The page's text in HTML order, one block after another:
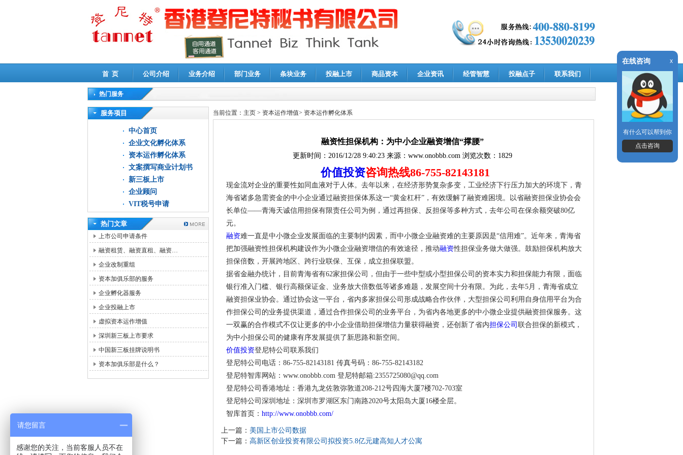
首 页 公司介绍 业务介绍 部门业务 条块业务 投融上市 商品资本 企业资讯 经管智慧 投融点子 联系我们
热门服务
高新技术企业认定审计|企业所得税汇算清缴申报鉴证
服务项目
中心首页
企业文化孵化体系
资本运作孵化体系
文案撰写商业计划书
新三板上市
企业顾问
VIT税号申请
热门文章
上市公司申请条件
融资租赁、融资直租、融资…
企业改制重组
资本加俱乐部的服务
企业孵化器服务
企业投融上市
虚拟资本运作增值
深圳新三板上市要求
中国新三板挂牌说明书
资本加俱乐部是什么？
当前位置： 主页 > 资本运作增值> 资本运作孵化体系
融资性担保机构：为中小企业融资增信“撑腰”
更新时间： 2016/12/28 9:40:23来源： www.onobbb.com浏览次数：1829
价值投资咨询热线86-755-82143181
现金流对企业的重要性如同血液对于人体。去年以来，在经济形势复杂多变，工业经济下行压力加大的环境下，青
海省诸多急需资金的中小企业通过融资担保体系这一“黄金杠杆”，有效缓解了融资难困境。以省融资担保业协会会
长单位——青海天诚信用担保有限责任公司为例，通过再担保、反担保等多种方式，去年公司在保余额突破80亿
元。
融资难一直是中小微企业发展面临的主要制约因素，而中小微企业融资难的主要原因是“信用难”。近年来，青海省
把加强融资性担保机构建设作为小微企业融资增信的有效途径，推动融资性担保业务做大做强。鼓励担保机构放大
担保倍数，开展跨地区、跨行业联保、互保，成立担保联盟。
据省金融办统计，目前青海省有62家担保公司，但由于一些中型或小型担保公司的资本实力和担保能力有限，面临
银行准入门槛、银行高额保证金、业务放大倍数低等诸多难题，发展空间十分有限。为此，去年5月，青海省成立
融资担保业协会。通过协会这一平台，省内多家担保公司形成战略合作伙伴，大型担保公司利用自身信用平台为合
作担保公司的业务提供渠道，通过合作担保公司的业务平台，为省内各地更多的中小微企业提供融资担保服务。这
一双赢的合作模式不仅让更多的中小企业借助担保增信力量获得融资，还创新了省内担保公司 联合担保的新模式，
为中小担保公司的健康有序发展提供了新思路和新空间。
价值投资登尼特公司联系我们
登尼特公司电话：86-755-82143181 传真号码：86-755-82143182
登尼特智库网站：www.onobbb.com 登尼特邮箱:2355725080@qq.com
登尼特公司香港地址：香港九龙佐敦弥敦道208-212号四海大厦7楼702-703室
登尼特公司深圳地址：深圳市罗湖区东门南路2020号太阳岛大厦16楼全层。
智库首页： http://www.onobbb.com/
上一篇： 美国上市公司数据
下一篇： 高新区创业投资有限公司拟投资5.8亿元建高知人才公寓
在线咨询 x
有什么可以帮到你
点击咨询
请您留言
感谢您的关注，当前客服人员不在